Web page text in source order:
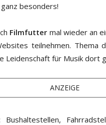
besonders!
Filmfutter mal wieder an
teilnehmen. Thema
Leidenschaft für Musik dort
ANZEIGE
Bushaltestellen,